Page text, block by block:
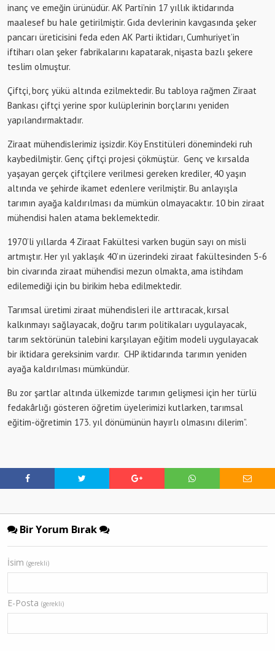
inanç ve emeğin ürünüdür. AK Parti’nin 17 yıllık iktidarında
maalesef bu hale getirilmiştir. Gıda devlerinin kavgasında şeker
pancarı üreticisini feda eden AK Parti iktidarı, Cumhuriyet’in
iftiharı olan şeker fabrikalarını kapatarak, nişasta bazlı şekere
teslim olmuştur.
Çiftçi, borç yükü altında ezilmektedir. Bu tabloya rağmen Ziraat
Bankası çiftçi yerine spor kulüplerinin borçlarını yeniden
yapılandırmaktadır.
Ziraat mühendislerimiz işsizdir. Köy Enstitüleri dönemindeki ruh
kaybedilmiştir. Genç çiftçi projesi çökmüştür. Genç ve kırsalda
yaşayan gerçek çiftçilere verilmesi gereken krediler, 40 yaşın
altında ve şehirde ikamet edenlere verilmiştir. Bu anlayışla
tarımın ayağa kaldırılması da mümkün olmayacaktır. 10 bin ziraat
mühendisi halen atama beklemektedir.
1970’li yıllarda 4 Ziraat Fakültesi varken bugün sayı on misli
artmıştır. Her yıl yaklaşık 40’ın üzerindeki ziraat fakültesinden 5-6
bin civarında ziraat mühendisi mezun olmakta, ama istihdam
edilemediği için bu birikim heba edilmektedir.
Tarımsal üretimi ziraat mühendisleri ile arttıracak, kırsal
kalkınmayı sağlayacak, doğru tarım politikaları uygulayacak,
tarım sektörünün talebini karşılayan eğitim modeli uygulayacak
bir iktidara gereksinim vardır. CHP iktidarında tarımın yeniden
ayağa kaldırılması mümkündür.
Bu zor şartlar altında ülkemizde tarımın gelişmesi için her türlü
fedakârlığı gösteren öğretim üyelerimizi kutlarken, tarımsal
eğitim-öğretimin 173. yıl dönümünün hayırlı olmasını dilerim”.
Bir Yorum Bırak
İsim (gerekli)
E-Posta (gerekli)